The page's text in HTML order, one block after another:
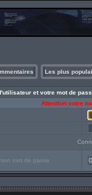
Les plus
et votre mot de
Attention votre
mot de passe